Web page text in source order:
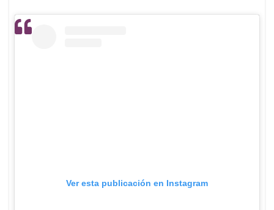
Ver esta publicación en Instagram